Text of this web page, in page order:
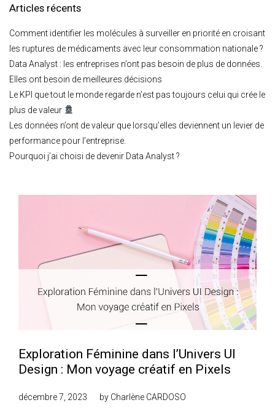
Articles récents
Comment identifier les molécules à surveiller en priorité en croisant
les ruptures de médicaments avec leur consommation nationale ?
Data Analyst : les entreprises n’ont pas besoin de plus de données.
Elles ont besoin de meilleures décisions
Le KPI que tout le monde regarde n’est pas toujours celui qui crée le
plus de valeur
Les données n’ont de valeur que lorsqu’elles deviennent un levier de
performance pour l’entreprise.
Pourquoi j’ai choisi de devenir Data Analyst ?
Exploration Féminine dans l’Univers UI
Design : Mon voyage créatif en Pixels
décembre 7, 2023 by Charlène CARDOSO